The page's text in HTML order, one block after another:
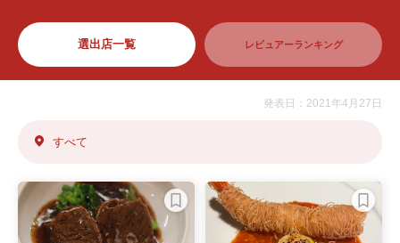
選出店一覧 レビュアーランキング
発表日：2021年4月27日
すべて